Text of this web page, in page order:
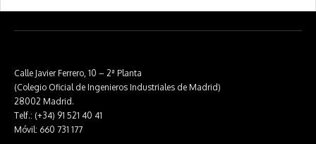
Calle Javier Ferrero, 10 – 2ª Planta
(Colegio Oficial de Ingenieros Industriales de Madrid)
28002 Madrid.
Telf.: (+34) 91 521 40 41
Móvil: 660 731 177